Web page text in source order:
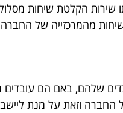
הקלטת שיחות
מהמרכזייה של החברה
שלהם, באם הם
וזאת על מנת ליישב